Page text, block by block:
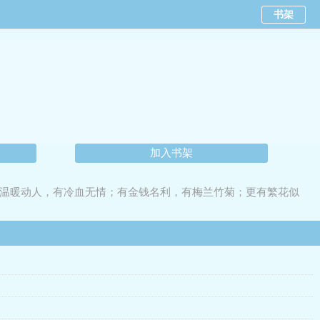
书架
加入书架
暖动人，有冷血无情；有金钱名利，有梅兰竹菊；更有繁花似